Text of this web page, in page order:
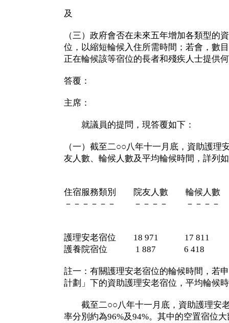
及
（三）政府會否在未來五年增加各類型的
位，以縮短輪候入住所需時間；若會，數
正在輪候該等宿位的長者和殘疾人士提供
答覆：
主席：
就議員的提問，現答覆如下：
（一）截至二○○八年十一月底，資助護理
友人數、輪候人數及平均輪候時間，詳列
住宿服務類別 院友人數 輪候人
－－－－－－ －－－－ －－－－
護理安老宿位 18 971 17 811
護養院宿位 1 887 6 418
註一：有關護理安老宿位的輪候時間，若
計劃」下的資助護理安老宿位，平均輪候
截至二○○八年十一月底，資助護理安
率分別約為96%及94%。其中的空置宿位